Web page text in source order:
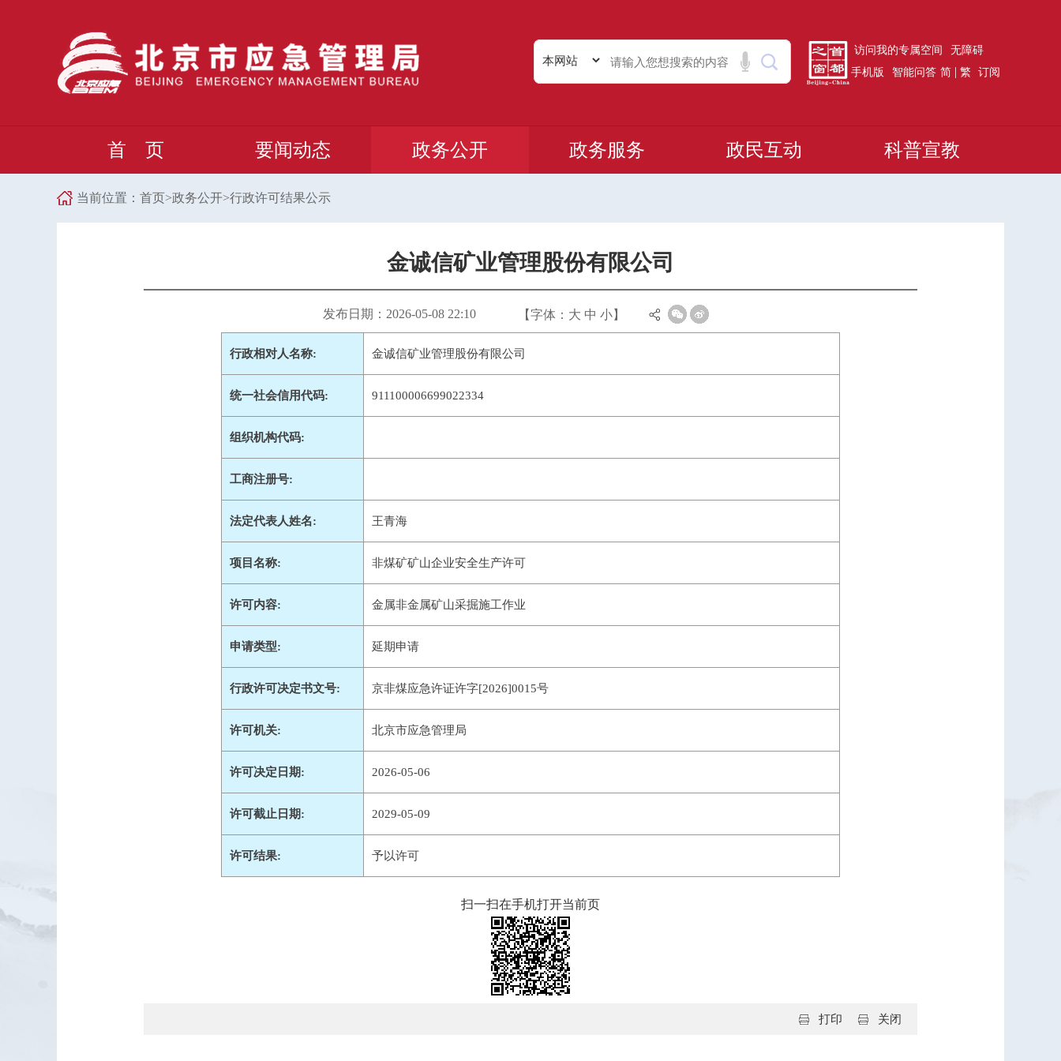
访问我的专属空间
无障碍
手机版
智能问答 简 | 繁 订阅
首 页 要闻动态 政务公开 政务服务 政民互动 科普宣教
当前位置： 首页>政务公开>行政许可结果公示
金诚信矿业管理股份有限公司
发布日期：2026-05-08 22:10 【字体： 大 中 小】
行政相对人名称: 金诚信矿业管理股份有限公司
统一社会信用代码: 911100006699022334
组织机构代码:
工商注册号:
法定代表人姓名: 王青海
项目名称: 非煤矿矿山企业安全生产许可
许可内容: 金属非金属矿山采掘施工作业
申请类型: 延期申请
行政许可决定书文号: 京非煤应急许证许字[2026]0015号
许可机关: 北京市应急管理局
许可决定日期: 2026-05-06
许可截止日期: 2029-05-09
许可结果: 予以许可
扫一扫在手机打开当前页
关闭
打印